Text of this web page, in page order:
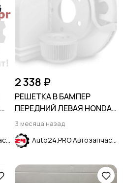
Auto24.PRO Автозапчасти
2 338 ₽
РЕШЕТКА В БАМПЕР
ПЕРЕДНИЙ ЛЕВАЯ HONDA
CR-V 2023-
3 месяца назад
Auto24.PRO Автозапчасти